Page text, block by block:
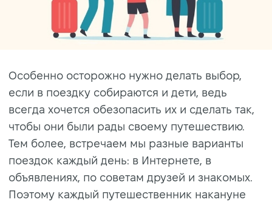
Особенно осторожно нужно делать выбор,
если в поездку собираются и дети, ведь
всегда хочется обезопасить их и сделать так,
чтобы они были рады своему путешествию.
Тем более, встречаем мы разные варианты
поездок каждый день: в Интернете, в
объявлениях, по советам друзей и знакомых.
Поэтому каждый путешественник накануне